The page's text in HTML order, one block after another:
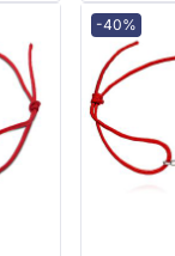
-40%